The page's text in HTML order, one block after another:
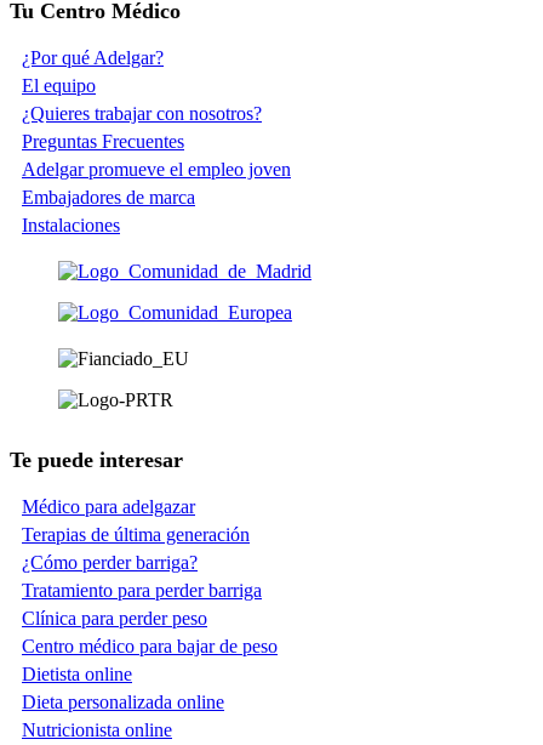
Tu Centro Médico
¿Por qué Adelgar?
El equipo
¿Quieres trabajar con nosotros?
Preguntas Frecuentes
Adelgar promueve el empleo joven
Embajadores de marca
Instalaciones
Te puede interesar
Médico para adelgazar
Terapias de última generación
¿Cómo perder barriga?
Tratamiento para perder barriga
Clínica para perder peso
Centro médico para bajar de peso
Dietista online
Dieta personalizada online
Nutricionista online